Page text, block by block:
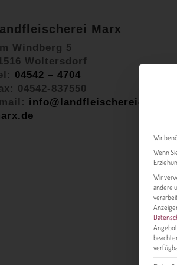
Marx
Windberg 5
Woltersdorf
04542 – 4704
04542-837550
info@landfleischerei-
Wir
Wenn
Wir
andere